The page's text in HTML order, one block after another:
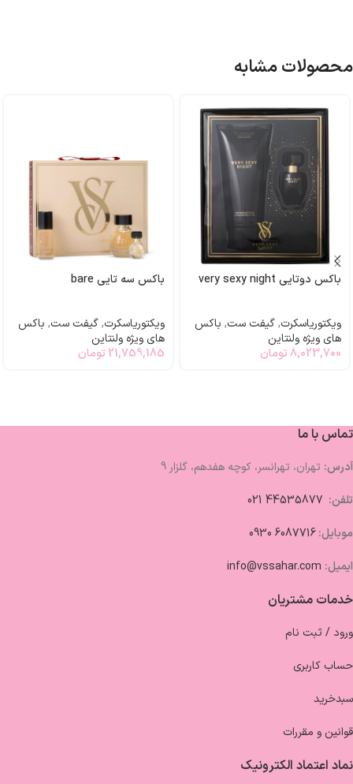
محصولات مشابه
باکس دوتایی very sexy night
ویکتوریاسکرت,گیفت ست, باکس
های ویژه ولنتاین
8,023,700تومان
باکس سه تایی bare
ویکتوریاسکرت,گیفت ست, باکس
های ویژه ولنتاین
21,759,185 تومان
تماس با ما
آدرس: تهران، تهرانسر، کوچه هفدهم، گلزار 9
تلفن:
موبایل:6087716 0930
ایمیل: info@vssahar.com
خدمات مشتریان
ورود / ثبت نام
حساب کاربری
سبدخرید
قوانین و مقررات
نماد اعتماد الکترونیک